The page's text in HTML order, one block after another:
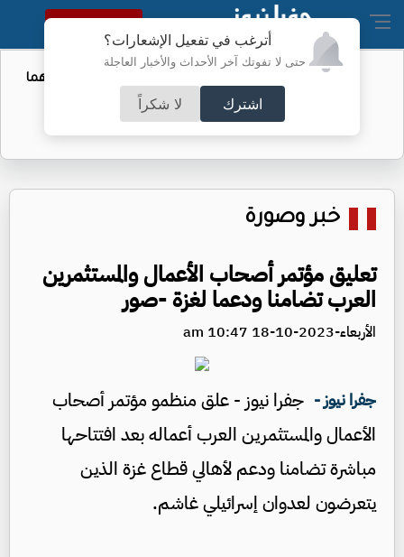
أترغب في تفعيل الإشعارات؟
حتى لا تفوتك آخر الأحداث والأخبار العاجلة
اشترك لا شكراً
النسخة الكاملة
بزشكيان يتعهد بالصمود: لن أستقيل مهما
حدث
خبر وصورة
تعليق مؤتمر أصحاب الأعمال والمستثمرين
العرب تضامنا ودعما لغزة -صور
الأربعاء-2023-10-18 10:47 am
جفرا نيوز - جفرا نيوز - علق منظمو مؤتمر أصحاب
الأعمال والمستثمرين العرب أعماله بعد افتتاحها
مباشرة تضامنا ودعم لأهالي قطاع غزة الذين
يتعرضون لعدوان إسرائيلي غاشم.